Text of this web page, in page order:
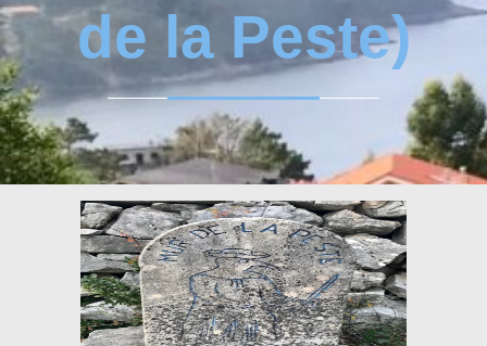
de la Peste)